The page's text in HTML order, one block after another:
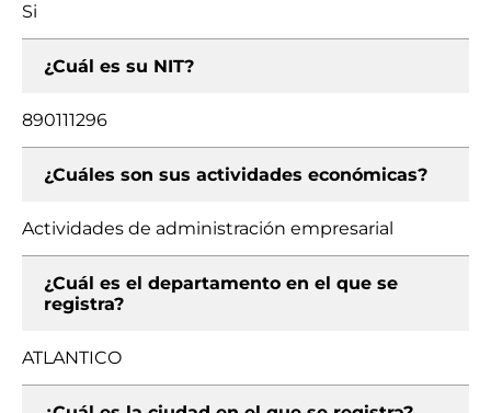
Si
¿Cuál es su NIT?
890111296
¿Cuáles son sus actividades económicas?
Actividades de administración empresarial
¿Cuál es el departamento en el que se
registra?
ATLANTICO